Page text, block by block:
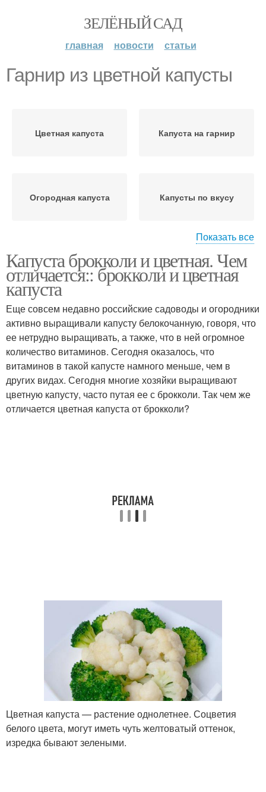
ЗЕЛЁНЫЙ САД
главная новости статьи
Гарнир из цветной капусты
Цветная капуста Капуста на гарнир
Огородная капуста Капусты по вкусу
Капуста в сметане Вкусные гарниры
Гарниры из цветной
капусты
Гарнир для мяса
Капусты с соусом Капусты с зеленью
Показать все
Капуста брокколи и цветная. Чем
отличается:: брокколи и цветная
капуста
Еще совсем недавно российские садоводы и огородники
активно выращивали капусту белокочанную, говоря, что
ее нетрудно выращивать, а также, что в ней огромное
количество витаминов. Сегодня оказалось, что
витаминов в такой капусте намного меньше, чем в
других видах. Сегодня многие хозяйки выращивают
цветную капусту, часто путая ее с брокколи. Так чем же
отличается цветная капуста от брокколи?
Цветная капуста — растение однолетнее. Соцветия
белого цвета, могут иметь чуть желтоватый оттенок,
изредка бывают зелеными.